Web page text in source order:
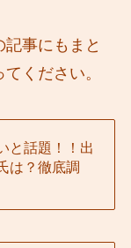
事にもまと
ください。
と話題！！出
は？徹底調